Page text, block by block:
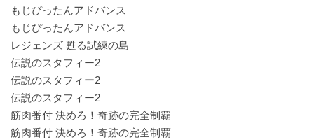
もじぴったんアドバンス
もじぴったんアドバンス
レジェンズ 甦る試練の島
伝説のスタフィー2
伝説のスタフィー2
伝説のスタフィー2
筋肉番付 決めろ！奇跡の完全制覇
筋肉番付 決めろ！奇跡の完全制覇